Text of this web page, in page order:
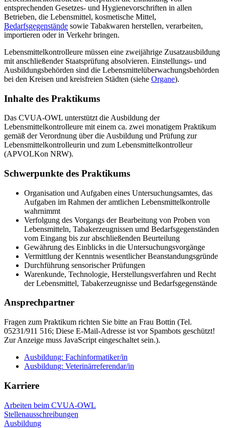
entsprechenden Gesetzes- und Hygienevorschriften in allen
Betrieben, die Lebensmittel, kosmetische Mittel,
Bedarfsgegenstände sowie Tabakwaren herstellen, verarbeiten,
importieren oder in Verkehr bringen.
Lebensmittelkontrolleure müssen eine zweijährige Zusatzausbildung
mit anschließender Staatsprüfung absolvieren. Einstellungs- und
Ausbildungsbehörden sind die Lebensmittelüberwachungsbehörden
bei den Kreisen und kreisfreien Städten (siehe Organe).
Inhalte des Praktikums
Das CVUA-OWL unterstützt die Ausbildung der
Lebensmittelkontrolleure mit einem ca. zwei monatigem Praktikum
gemäß der Verordnung über die Ausbildung und Prüfung zur
Lebensmittelkontrolleurin und zum Lebensmittelkontrolleur
(APVOLKon NRW).
Schwerpunkte des Praktikums
Organisation und Aufgaben eines Untersuchungsamtes, das
Aufgaben im Rahmen der amtlichen Lebensmittelkontrolle
wahrnimmt
Verfolgung des Vorgangs der Bearbeitung von Proben von
Lebensmitteln, Tabakerzeugnissen umd Bedarfsgegenständen
vom Eingang bis zur abschließenden Beurteilung
Gewährung des Einblicks in die Untersuchungsvorgänge
Vermittlung der Kenntnis wesentlicher Beanstandungsgründe
Durchführung sensorischer Prüfungen
Warenkunde, Technologie, Herstellungsverfahren und Recht
der Lebensmittel, Tabakerzeugnisse und Bedarfsgegenstände
Ansprechpartner
Fragen zum Praktikum richten Sie bitte an Frau Bottin (Tel.
05231/911 516; Diese E-Mail-Adresse ist vor Spambots geschützt!
Zur Anzeige muss JavaScript eingeschaltet sein.).
Ausbildung: Fachinformatiker/in
Ausbildung: Veterinärreferendar/in
Karriere
Arbeiten beim CVUA-OWL
Stellenausschreibungen
Ausbildung